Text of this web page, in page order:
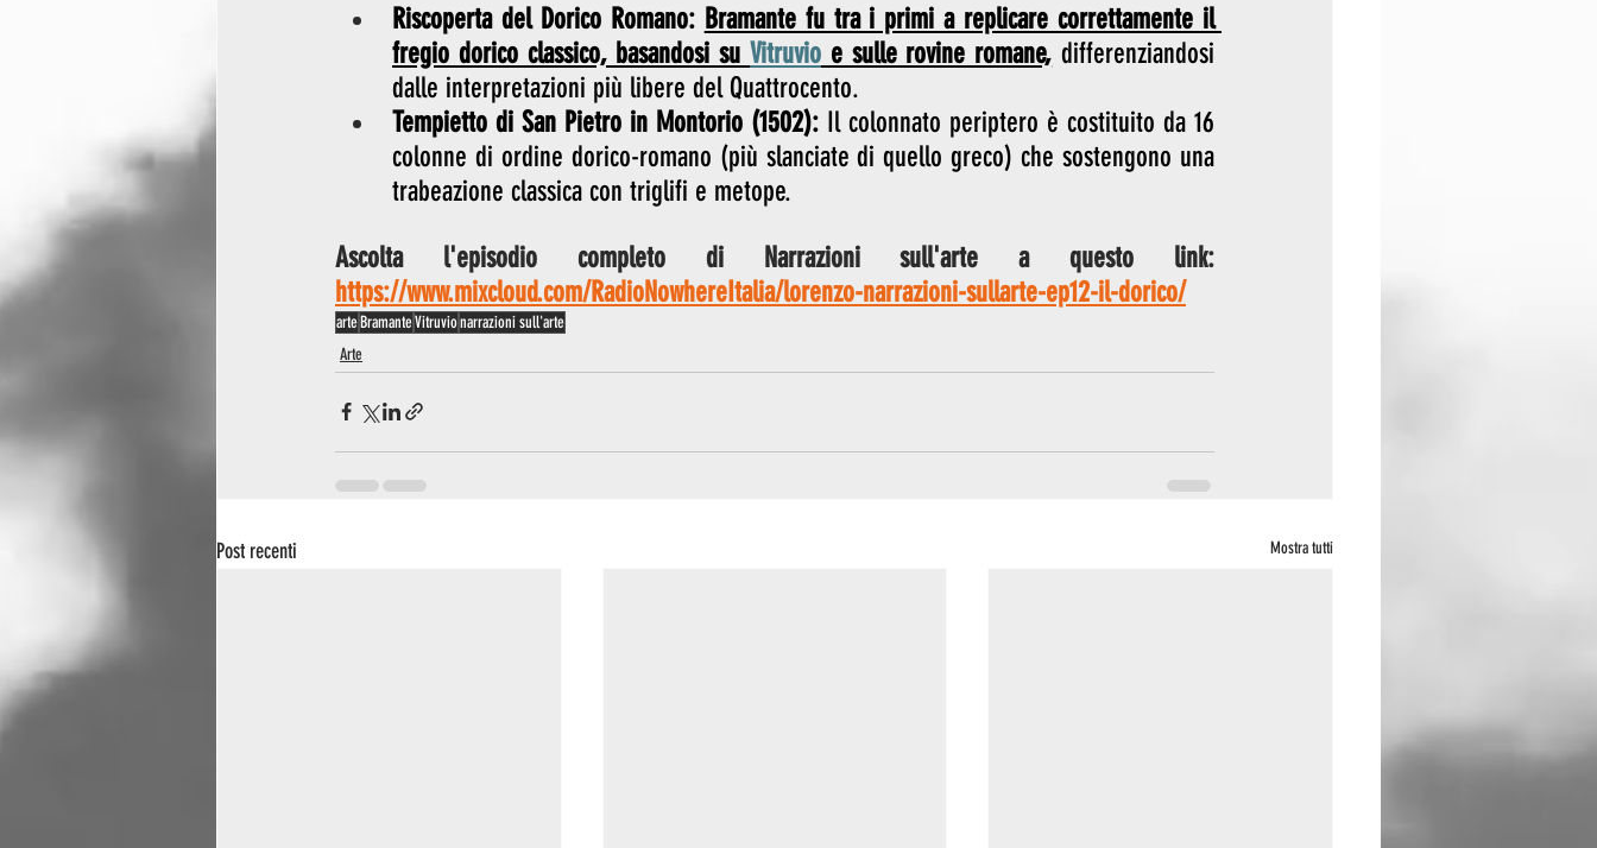
Riscoperta del Dorico Romano: Bramante fu tra i primi a replicare correttamente il
fregio dorico classico, basandosi su Vitruvio e sulle rovine romane, differenziandosi
dalle interpretazioni più libere del Quattrocento.
Tempietto di San Pietro in Montorio (1502): Il colonnato periptero è costituito da 16
colonne di ordine dorico-romano (più slanciate di quello greco) che sostengono una
trabeazione classica con triglifi e metope.
https://www.mixcloud.com/RadioNowhereItalia/lorenzo-narrazioni-sullarte-ep12-il-dorico/
arteBramanteVitruvionarrazioni sull'arte
Arte
Post recenti Mostra tutti